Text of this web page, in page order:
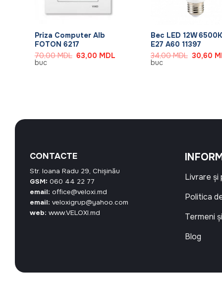
+
Priza Computer Alb
FOTON 6217
70,00MDL Prețul
inițial
63,00 MDL
buc
Bec LED 12W
E27 A60 11397
34,00MDL Prețul
inițial
30,60
buc
CONTACTE
Str. Ioana Radu 29, Chișinău
GSM: 060 44 22 77
email: office@veloxi.md
email: veloxigrup@yahoo.com
web: www.VELOXI.md
Livrare și
Politica
Termeni
Blog